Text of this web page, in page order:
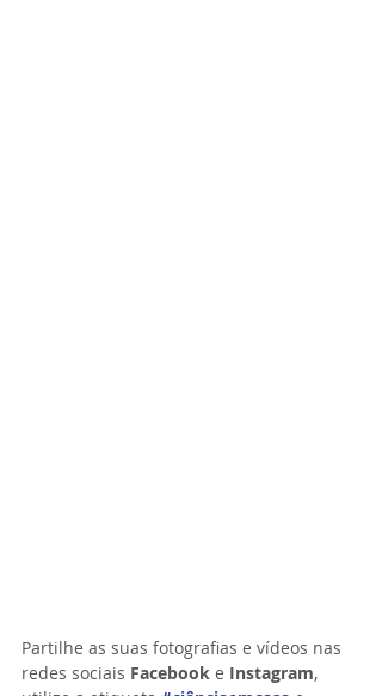
Partilhe as suas fotografias e vídeos nas
redes sociais Facebook e Instagram,